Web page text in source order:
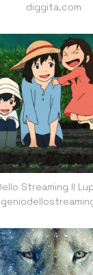
diggita.com
Streaming Il